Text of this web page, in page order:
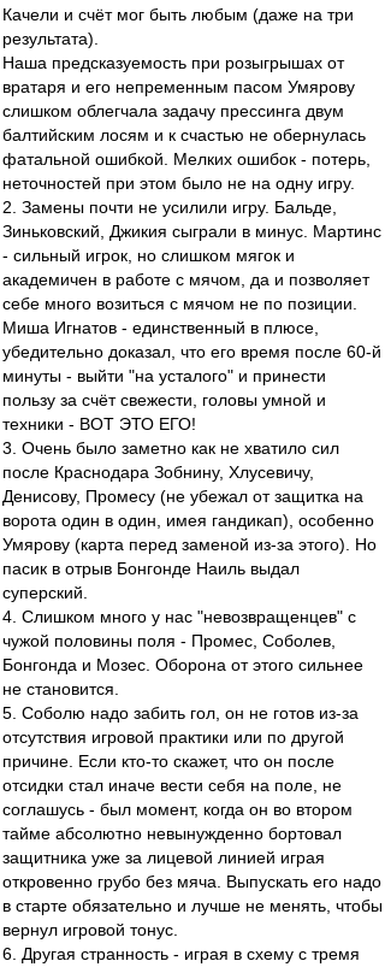
Качели и счёт мог быть любым (даже на три
результата).
Наша предсказуемость при розыгрышах от
вратаря и его непременным пасом Умярову
слишком облегчала задачу прессинга двум
балтийским лосям и к счастью не обернулась
фатальной ошибкой. Мелких ошибок - потерь,
неточностей при этом было не на одну игру.
2. Замены почти не усилили игру. Бальде,
Зиньковский, Джикия сыграли в минус. Мартинс
- сильный игрок, но слишком мягок и
академичен в работе с мячом, да и позволяет
себе много возиться с мячом не по позиции.
Миша Игнатов - единственный в плюсе,
убедительно доказал, что его время после 60-й
минуты - выйти "на усталого" и принести
пользу за счёт свежести, головы умной и
техники - ВОТ ЭТО ЕГО!
3. Очень было заметно как не хватило сил
после Краснодара Зобнину, Хлусевичу,
Денисову, Промесу (не убежал от защитка на
ворота один в один, имея гандикап), особенно
Умярову (карта перед заменой из-за этого). Но
пасик в отрыв Бонгонде Наиль выдал
суперский.
4. Слишком много у нас "невозвращенцев" с
чужой половины поля - Промес, Соболев,
Бонгонда и Мозес. Оборона от этого сильнее
не становится.
5. Соболю надо забить гол, он не готов из-за
отсутствия игровой практики или по другой
причине. Если кто-то скажет, что он после
отсидки стал иначе вести себя на поле, не
соглашусь - был момент, когда он во втором
тайме абсолютно невынужденно бортовал
защитника уже за лицевой линией играя
откровенно грубо без мяча. Выпускать его надо
в старте обязательно и лучше не менять, чтобы
вернул игровой тонус.
6. Другая странность - играя в схему с тремя